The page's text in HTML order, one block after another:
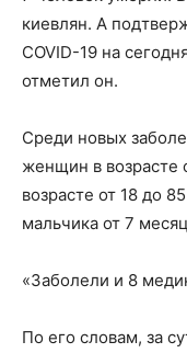
киевлян. А
COVID-19 на
отметил он.
Среди новых
женщин в возрасте
возрасте от 18 до
мальчика от 7
«Заболели и 8
По его словам, за